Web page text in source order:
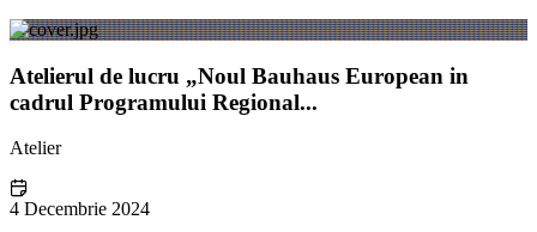
Atelierul de lucru „Noul Bauhaus European in
cadrul Programului Regional...
Atelier
4 Decembrie 2024